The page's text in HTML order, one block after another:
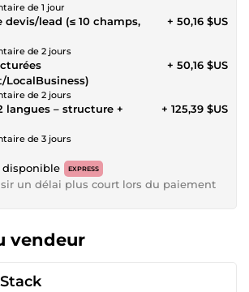
de 1 jour
devis/lead (≤ 10 champs,
de 2 jours
+ 50,16 $US
LocalBusiness)
de 2 jours
+ 50,16 $US
langues – structure +
de 3 jours
+ 125,39 $US
disponible EXPRESS
un délai plus court lors du paiement
vendeur